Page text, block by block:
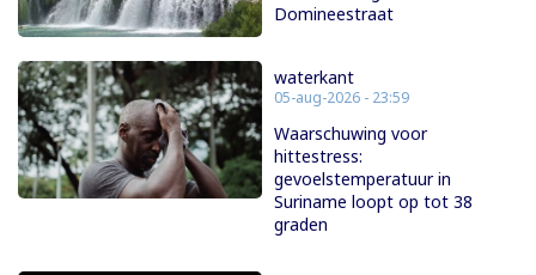
Domineestraat
waterkant
05-aug-2026 - 23:59
Waarschuwing voor
hittestress:
gevoelstemperatuur in
Suriname loopt op tot 38
graden